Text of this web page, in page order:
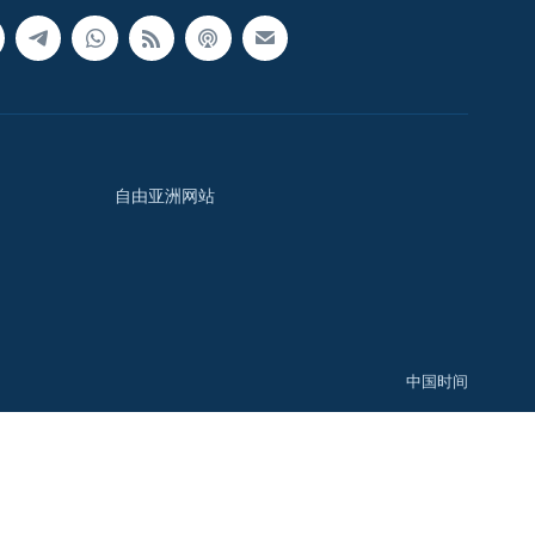
自由亚洲网站
中国时间